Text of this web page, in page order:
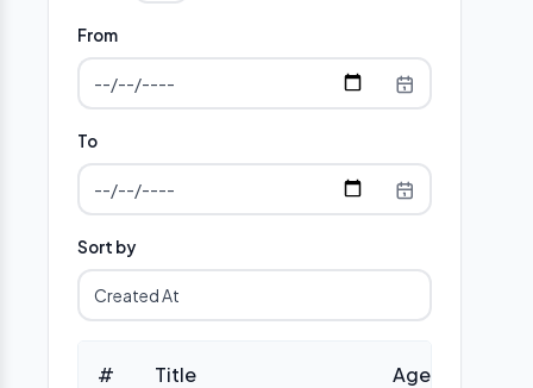
From
To
Sort by
# Title Agency